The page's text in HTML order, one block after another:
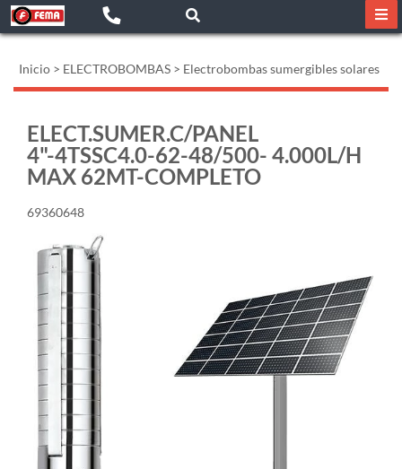
Inicio > ELECTROBOMBAS > Electrobombas sumergibles solares
ELECT.SUMER.C/PANEL
4"-4TSSC4.0-62-48/500- 4.000L/H
MAX 62MT-COMPLETO
69360648